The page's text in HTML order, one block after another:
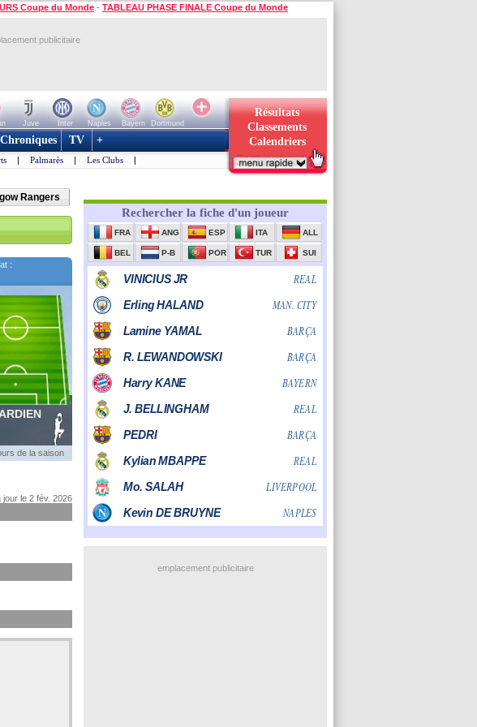
Coupe du Monde - TABLEAU PHASE FINALE Coupe du Monde
publicitaire
Juve Inter Naples Bayern
Dortmund
Résultats
Classements
Calendriers
Chroniques TV +
| Palmarès | Les Clubs |
Rangers
:
de la saison
jour le 2 fév. 2026
emplacement publicitaire